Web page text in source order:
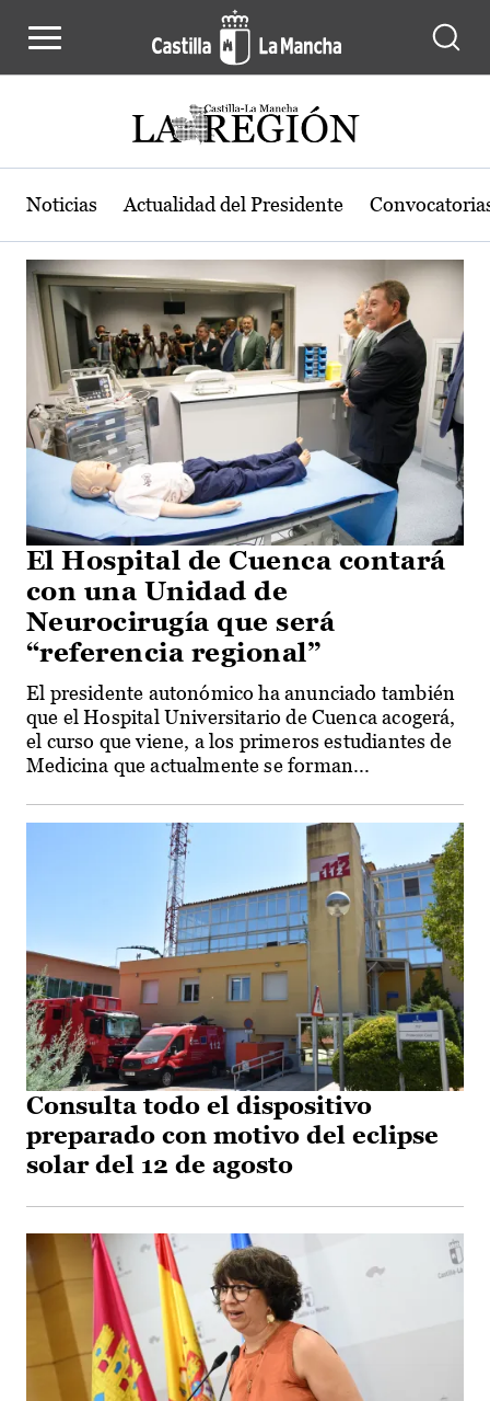
Actualidad de la región de Castilla-
Noticias Actualidad del Presidente
El Hospital de Cuenca contará
con una Unidad de
Neurocirugía que será
“referencia regional”
El presidente autonómico ha anunciado también
que el Hospital Universitario de Cuenca acogerá,
el curso que viene, a los primeros estudiantes de
Medicina que actualmente se forman...
Consulta todo el dispositivo
preparado con motivo del eclipse
solar del 12 de agosto